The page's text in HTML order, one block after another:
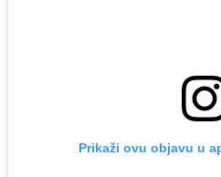
Prikaži ovu objavu u